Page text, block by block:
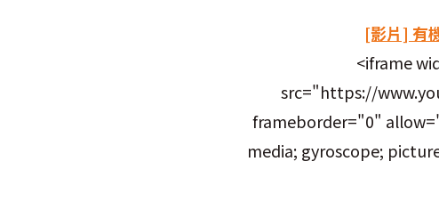
[影片] 有
<iframe
src="https://
frameborder="0"
media; gyroscope;